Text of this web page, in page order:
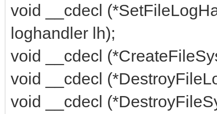
void __cdecl
loghandler lh);
void __cdecl
void __cdecl
void __cdecl